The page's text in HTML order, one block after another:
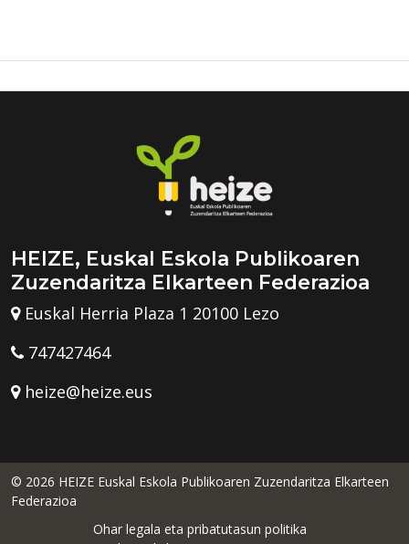
HEIZE, Euskal Eskola Publikoaren
Zuzendaritza Elkarteen Federazioa
Euskal Herria Plaza 1 20100 Lezo
747427464
heize@heize.eus
© 2026 HEIZE Euskal Eskola Publikoaren Zuzendaritza Elkarteen
Federazioa
Ohar legala eta pribatutasun politika